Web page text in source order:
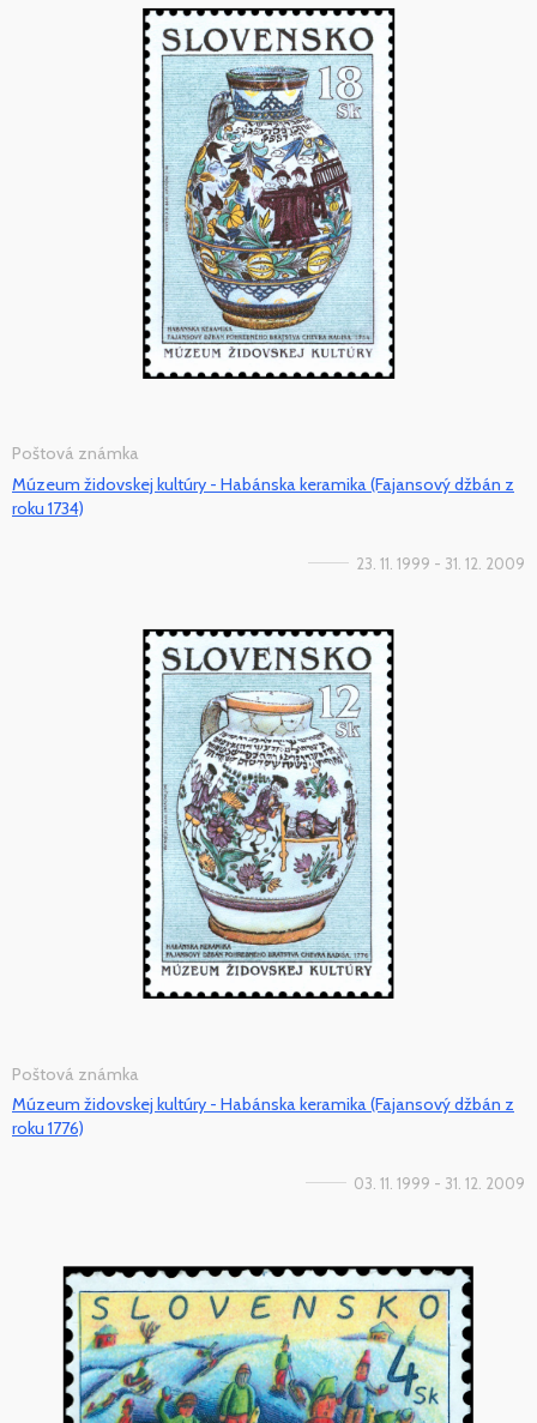
Poštová známka
Múzeum židovskej kultúry - Habánska keramika (Fajansový džbán z
roku 1734)
23. 11. 1999 - 31. 12. 2009
Poštová známka
Múzeum židovskej kultúry - Habánska keramika (Fajansový džbán z
roku 1776)
03. 11. 1999 - 31. 12. 2009